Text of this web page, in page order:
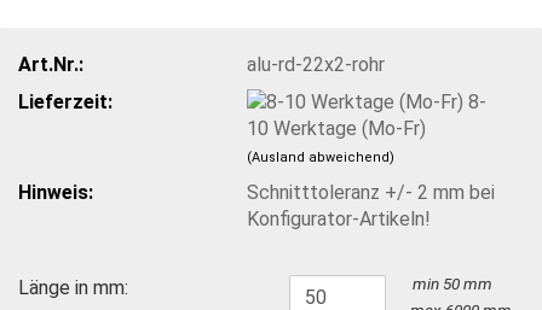
Art.Nr.:
alu-rd-22x2-rohr
Lieferzeit:
8-
10 Werktage (Mo-Fr)
(Ausland abweichend)
Hinweis:
Schnitttoleranz +/- 2 mm bei
Konfigurator-Artikeln!
Länge in mm:
min 50 mm